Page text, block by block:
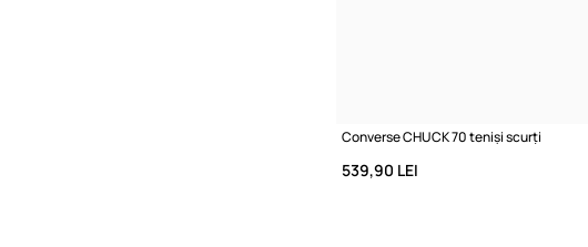
Converse CHUCK 70 teniși scurți
539,90 LEI